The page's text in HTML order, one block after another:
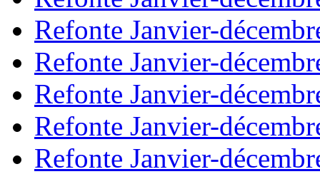
Refonte Janvier-
Refonte Janvier-
Refonte Janvier-
Refonte Janvier-
Refonte Janvier-